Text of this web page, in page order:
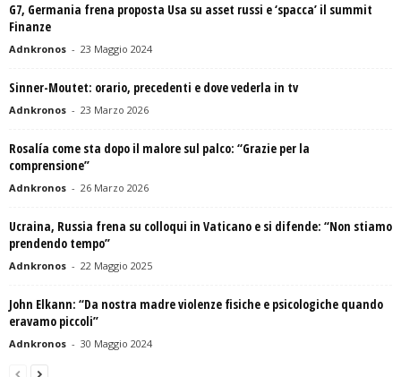
G7, Germania frena proposta Usa su asset russi e ‘spacca’ il summit
Finanze
Adnkronos - 23 Maggio 2024
Sinner-Moutet: orario, precedenti e dove vederla in tv
Adnkronos - 23 Marzo 2026
Rosalía come sta dopo il malore sul palco: “Grazie per la
comprensione”
Adnkronos - 26 Marzo 2026
Ucraina, Russia frena su colloqui in Vaticano e si difende: “Non stiamo
prendendo tempo”
Adnkronos - 22 Maggio 2025
John Elkann: “Da nostra madre violenze fisiche e psicologiche quando
eravamo piccoli”
Adnkronos - 30 Maggio 2024